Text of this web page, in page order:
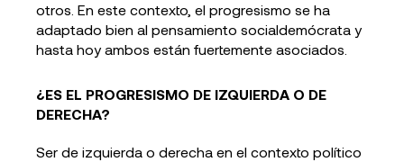
otros. En este contexto, el progresismo se ha
adaptado bien al pensamiento socialdemócrata y
hasta hoy ambos están fuertemente asociados.
¿ES EL PROGRESISMO DE IZQUIERDA O DE
DERECHA?
Ser de izquierda o derecha en el contexto político